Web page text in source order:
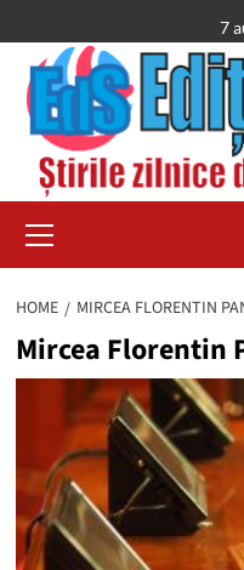
to
content
7
Menu
HOME MIRCEA FLORENTIN
Mircea Florentin